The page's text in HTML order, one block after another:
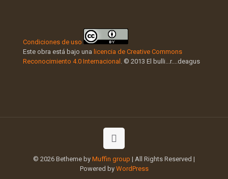
Condiciones de uso
Este obra está bajo una licencia de Creative Commons
Reconocimiento 4.0 Internacional
. © 2013 El bulli...r....deagus
© 2026 Betheme by Muffin group | All Rights Reserved |
Powered by WordPress